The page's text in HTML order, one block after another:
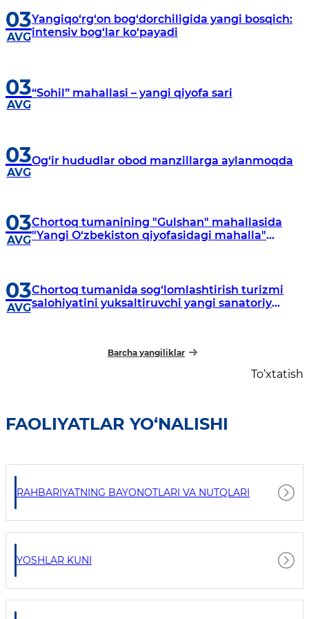
03
AVG
Yangiqo‘rg‘on bog‘dorchiligida yangi bosqich:
intensiv bog‘lar ko‘payadi
03
AVG
“Sohil” mahallasi – yangi qiyofa sari
03
AVG
Og‘ir hududlar obod manzillarga aylanmoqda
03
AVG
Chortoq tumanining "Gulshan" mahallasida
"Yangi O‘zbekiston qiyofasidagi mahalla"
03
AVG
Chortoq tumanida sog‘lomlashtirish turizmi
salohiyatini yuksaltiruvchi yangi sanatoriy
Barcha yangiliklar
To‘xtatish
FAOLIYATLAR YO‘NALISHI
RAHBARIYATNING BAYONOTLARI VA NUTQLARI
YOSHLAR KUNI